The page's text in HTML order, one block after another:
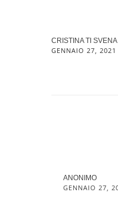
CRISTINA TI SVENA
GENNAIO 27, 2021
ANONIMO
GENNAIO 27,